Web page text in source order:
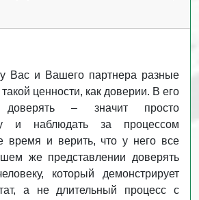
Вас и Вашего партнера разные
ценности, как доверии. В его
доверять – значит просто
и наблюдать за процессом
время и верить, что у него все
же представлении доверять
который демонстрирует
а не длительный процесс с